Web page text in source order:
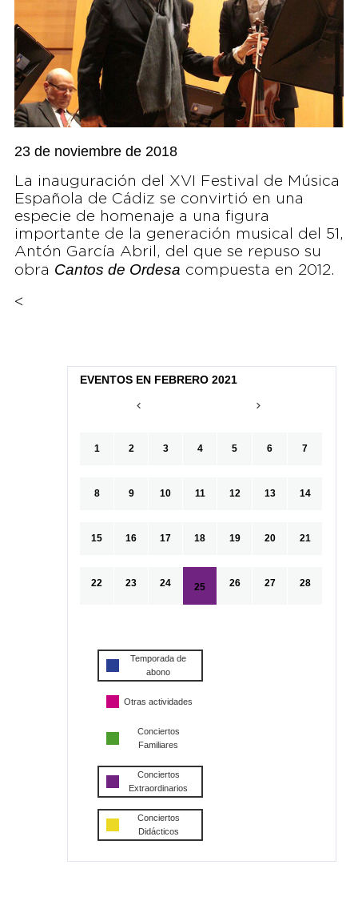
23 de noviembre de 2018
La inauguración del XVI Festival de Música
Española de Cádiz se convirtió en una
especie de homenaje a una figura
importante de la generación musical del 51,
Antón García Abril, del que se repuso su
obra Cantos de Ordesa compuesta en 2012.
<
EVENTOS EN FEBRERO 2021
1 2 3 4 5 6 7
8 9 10 11 12 13 14
15 16 17 18 19 20 21
22 23 24 25 26 27 28
Temporada de
abono
Otras actividades
Conciertos
Familiares
Conciertos
Extraordinarios
Conciertos
Didácticos